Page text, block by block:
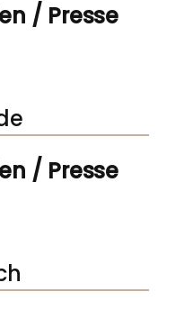
/ Presse
/ Presse